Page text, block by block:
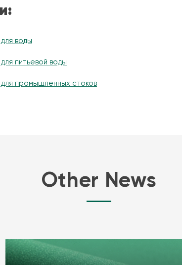
воды
питьевой воды
промышленных стоков
Other News